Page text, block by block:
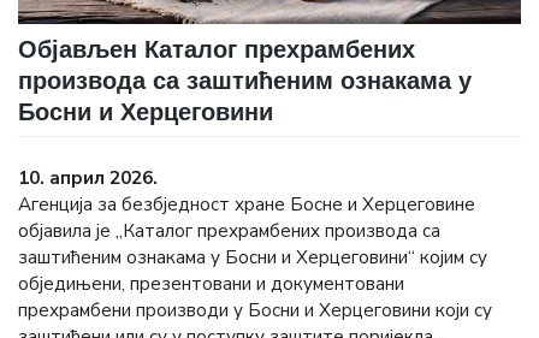
Објављен Каталог прехрамбених
производа са заштићеним ознакама у
Босни и Херцеговини
10. април 2026.
Агенција за безбједност хране Босне и Херцеговине
објавила је „Каталог прехрамбених производа са
заштићеним ознакама у Босни и Херцеговини“ којим су
обједињени, презентовани и документовани
прехрамбени производи у Босни и Херцеговини који су